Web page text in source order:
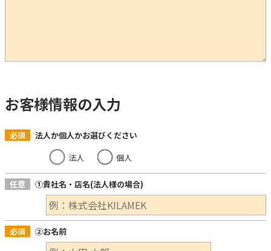
お客様情報の入力
必須
法人か個人かお選びください
法人
個人
任意 ①貴社名・店名(法人様の場合)
必須 ②お名前